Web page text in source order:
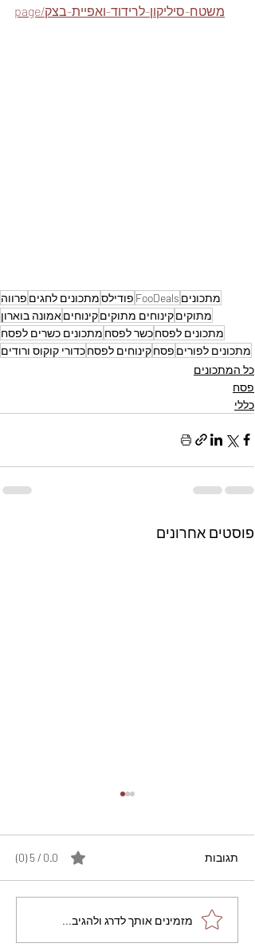
page/משטח-סיליקון-לרידוד-ואפיית-בצק
מתכונים FooDeals פודילסמתכונים לחגים פרווה
מתוקיםקינוחים מתוקיםקינוחיםאמונה בוארון
מתכונים לפסחכשר לפסח מתכונים כשרים לפסח
מתכונים לפורים פסחקינוחים לפסחכדורי קוקוס ורודים
כל המתכונים
פסח
כללי
פוסטים אחרונים
מתכון מנצח עוגת מייפל
שוקולד בחושה וקלה - זיוה
תגובות 0.0 / 5 ‏(0)
מזמינים אותך לדרג ולהגיב...